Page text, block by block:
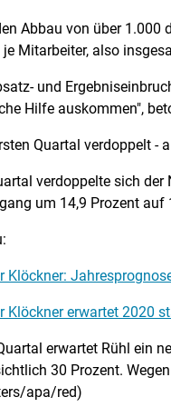
Abbau von über
je Mitarbeiter, also
und
Hilfe auskommen",
Quartal verdoppelt -
verdoppelte sich
um 14,9 Prozent
Klöckner:
Klöckner erwartet 2020
erwartet Rühl ein
30 Prozent.
apa/red)